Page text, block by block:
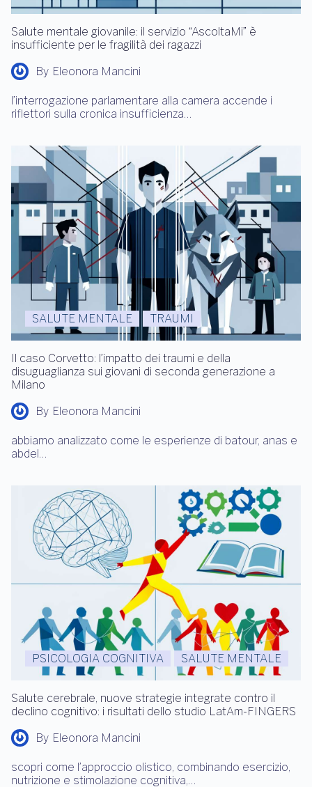
Salute mentale giovanile: il servizio “AscoltaMi” è
insufficiente per le fragilità dei ragazzi
By Eleonora Mancini
l’interrogazione parlamentare alla camera accende i
riflettori sulla cronica insufficienza…
SALUTE MENTALE TRAUMI
Il caso Corvetto: l’impatto dei traumi e della
disuguaglianza sui giovani di seconda generazione a
Milano
By Eleonora Mancini
abbiamo analizzato come le esperienze di batour, anas e
abdel…
PSICOLOGIA COGNITIVA SALUTE MENTALE
Salute cerebrale, nuove strategie integrate contro il
declino cognitivo: i risultati dello studio LatAm-FINGERS
By Eleonora Mancini
scopri come l’approccio olistico, combinando esercizio,
nutrizione e stimolazione cognitiva,…